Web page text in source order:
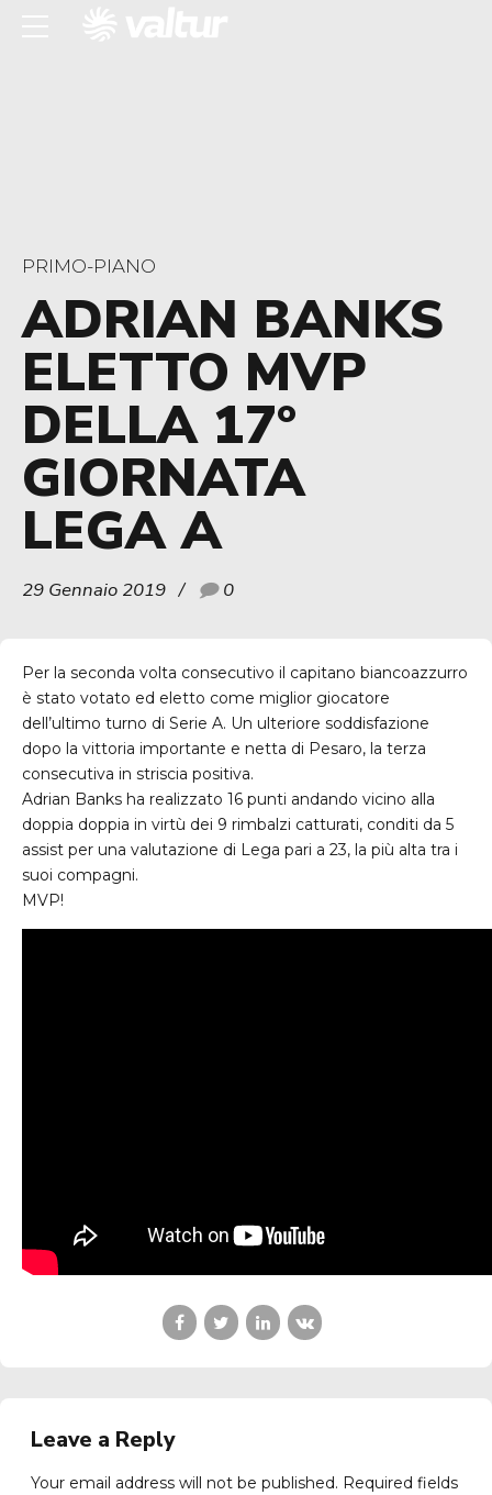
PRIMO-PIANO
ADRIAN BANKS
ELETTO MVP
DELLA 17°
GIORNATA
LEGA A
29 Gennaio 2019 0
Per la seconda volta consecutivo il capitano biancoazzurro
è stato votato ed eletto come miglior giocatore
dell’ultimo turno di Serie A. Un ulteriore soddisfazione
dopo la vittoria importante e netta di Pesaro, la terza
consecutiva in striscia positiva.
Adrian Banks ha realizzato 16 punti andando vicino alla
doppia doppia in virtù dei 9 rimbalzi catturati, conditi da 5
assist per una valutazione di Lega pari a 23, la più alta tra i
suoi compagni.
MVP!
Leave a Reply
Your email address will not be published. Required fields